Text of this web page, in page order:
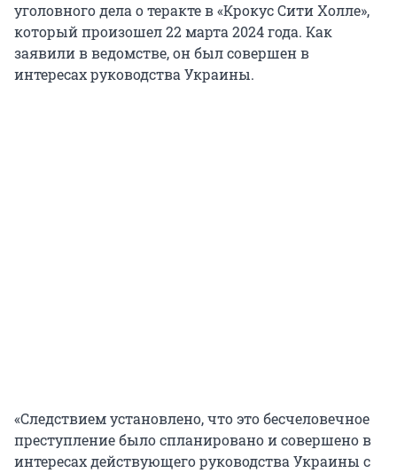
уголовного дела о теракте в «Крокус Сити Холле»,
который произошел 22 марта 2024 года. Как
заявили в ведомстве, он был совершен в
интересах руководства Украины.
«Следствием установлено, что это бесчеловечное
преступление было спланировано и совершено в
интересах действующего руководства Украины с